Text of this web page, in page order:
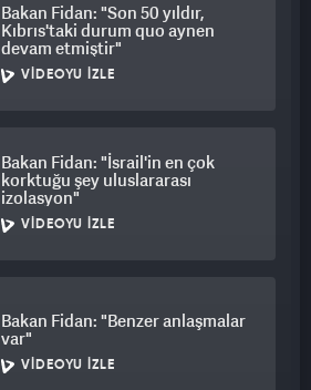
Bakan Fidan: "Son 50 yıldır,
Kıbrıs'taki durum quo aynen
devam etmiştir"
VIDEOYU İZLE
Bakan Fidan: "İsrail'in en çok
korktuğu şey uluslararası
izolasyon"
VIDEOYU İZLE
Bakan Fidan: "Benzer anlaşmalar
var"
VIDEOYU İZLE